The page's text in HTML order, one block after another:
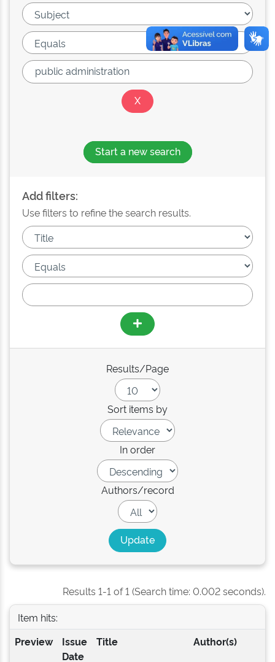
Start a new search
Add filters:
Use filters to refine the search results.
Results/Page
Sort items by
In order
Authors/record
Results 1-1 of 1 (Search time: 0.002 seconds).
Item hits:
Preview
Issue
Date
Title Author(s)